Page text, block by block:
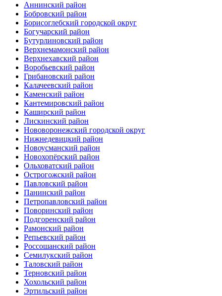
Аннинский район
Бобровский район
Борисоглебский городской округ
Богучарский район
Бутурлиновский район
Верхнемамонский район
Верхнехавский район
Воробьевский район
Грибановский район
Калачеевский район
Каменский район
Кантемировский район
Каширский район
Лискинский район
Нововоронежский городской округ
Нижнедевицкий район
Новоусманский район
Новохопёрский район
Ольховатский район
Острогожский район
Павловский район
Панинский район
Петропавловский район
Поворинский район
Подгоренский район
Рамонский район
Репьевский район
Россошанский район
Семилукский район
Таловский район
Терновский район
Хохольский район
Эртильский район